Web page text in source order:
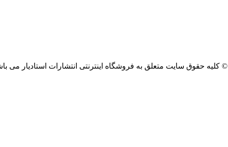
© کلیه حقوق سایت متعلق به فروشگاه اینترنتی انتشارات استادیار می